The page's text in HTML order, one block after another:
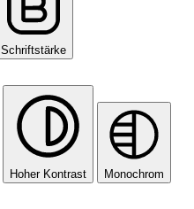
Schriftstärke
Hoher Kontrast Monochrom